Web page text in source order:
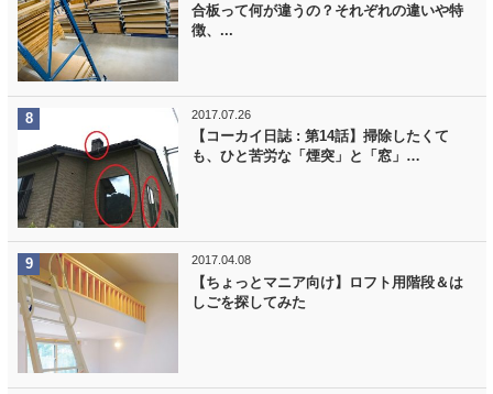
合板って何が違うの？それぞれの違いや特
徴、...
2017.07.26
【コーカイ日誌 : 第14話】掃除したくて
も、ひと苦労な「煙突」と「窓」…
2017.04.08
【ちょっとマニア向け】ロフト用階段＆は
しごを探してみた